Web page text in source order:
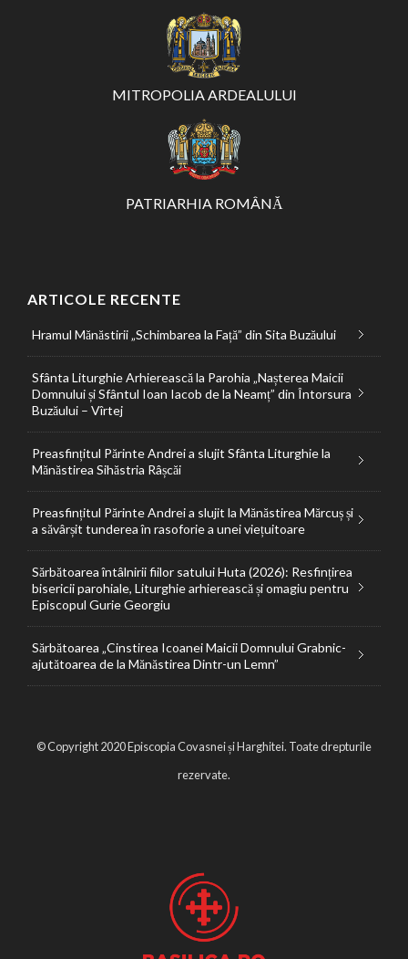
MITROPOLIA ARDEALULUI
PATRIARHIA ROMÂNĂ
ARTICOLE RECENTE
Hramul Mănăstirii „Schimbarea la Față” din Sita Buzăului
Sfânta Liturghie Arhierească la Parohia „Nașterea Maicii
Domnului și Sfântul Ioan Iacob de la Neamț” din Întorsura
Buzăului – Vîrtej
Preasfințitul Părinte Andrei a slujit Sfânta Liturghie la
Mănăstirea Sihăstria Râșcăi
Preasfințitul Părinte Andrei a slujit la Mănăstirea Mărcuș și
a săvârșit tunderea în rasoforie a unei viețuitoare
Sărbătoarea întâlnirii fiilor satului Huta (2026): Resfințirea
bisericii parohiale, Liturghie arhierească și omagiu pentru
Episcopul Gurie Georgiu
Sărbătoarea „Cinstirea Icoanei Maicii Domnului Grabnic-
ajutătoarea de la Mănăstirea Dintr-un Lemn”
© Copyright 2020 Episcopia Covasnei și Harghitei. Toate drepturile
rezervate.